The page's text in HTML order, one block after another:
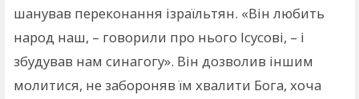
шанував переконання ізраїльтян. «Він любить
народ наш, – говорили про нього Ісусові, – і
збудував нам синагогу». Він дозволив іншим
молитися, не забороняв їм хвалити Бога, хоча